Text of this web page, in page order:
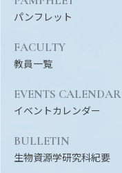
パンフレット
FACULTY
教員一覧
EVENTS CALENDAR
イベントカレンダー
BULLETIN
生物資源学研究科紀要